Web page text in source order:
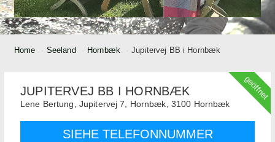
Home Seeland Hornbæk Jupitervej BB i Hornbæk
geöffnet
JUPITERVEJ BB I HORNBÆK
Lene Bertung, Jupitervej 7, Hornbæk, 3100 Hornbæk
SIEHE TELEFONNUMMER